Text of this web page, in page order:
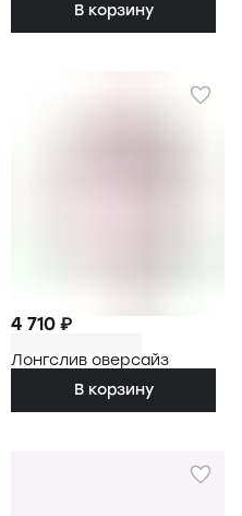
В корзину
4 710 ₽
Лонгслив оверсайз
В корзину